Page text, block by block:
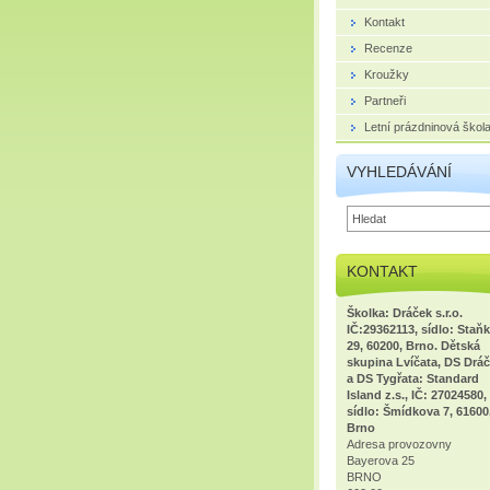
Kontakt
Recenze
Kroužky
Partneři
Letní prázdninová škola
VYHLEDÁVÁNÍ
KONTAKT
Školka: Dráček s.r.o.
IČ:29362113, sídlo:
29, 60200, Brno. Dětská
skupina Lvíčata, DS
a DS Tygřata: Standard
Island z.s., IČ: 27024580,
sídlo: Šmídkova 7,
Brno
Adresa provozovny
Bayerova 25
BRNO